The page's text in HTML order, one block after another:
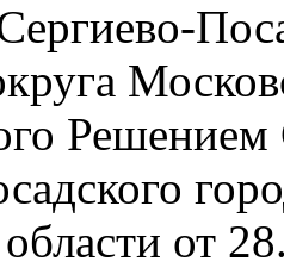
Решением
от